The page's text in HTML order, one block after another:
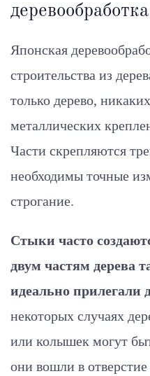
деревообработка
Японская
строительства из
только дерево,
металлических
Части скрепляются
необходимы точные
строгание.
Стыки часто
двум частям дерева
идеально прилегали
некоторых случаях
или колышек могут
они вошли в